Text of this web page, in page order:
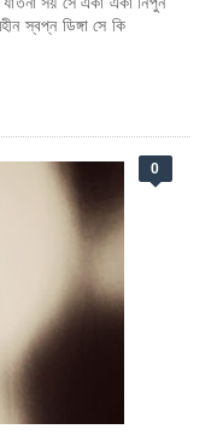
স্বপ্ন ডিঙ্গা সে কি
0